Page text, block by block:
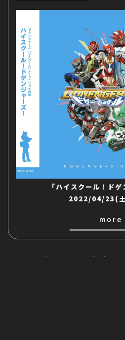
「ハイスクール！ドゲ
2022/04/23(土
more
Tweets by Asuka_kzk